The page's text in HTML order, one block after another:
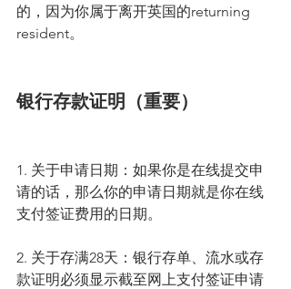
的，因为你属于离开英国的returning
resident。
银行存款证明（重要）
1. 关于申请日期：如果你是在线提交申
请的话，那么你的申请日期就是你在线
支付签证费用的日期。
2. 关于存满28天：银行存单、流水或存
款证明必须显示截至网上支付签证申请